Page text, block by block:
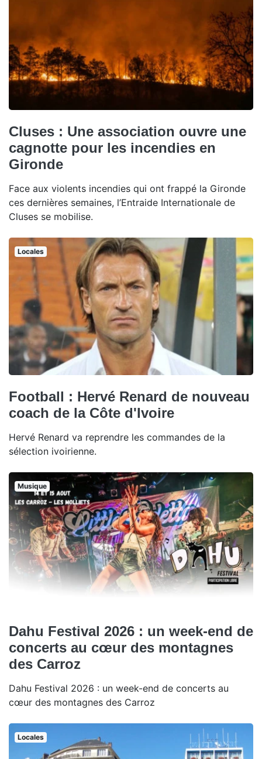
Cluses : Une association ouvre une
cagnotte pour les incendies en
Gironde
Face aux violents incendies qui ont frappé la Gironde
ces dernières semaines, l’Entraide Internationale de
Cluses se mobilise.
Locales
Football : Hervé Renard de nouveau
coach de la Côte d'Ivoire
Hervé Renard va reprendre les commandes de la
sélection ivoirienne.
Musique
Dahu Festival 2026 : un week-end de
concerts au cœur des montagnes
des Carroz
Dahu Festival 2026 : un week-end de concerts au
cœur des montagnes des Carroz
Locales